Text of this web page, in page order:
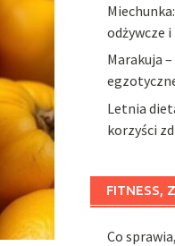
odżywcze
Marakuja
Letnia
korzyści
FITNESS,
Co